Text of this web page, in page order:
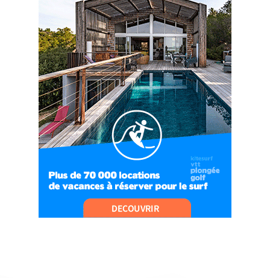
#Ep8 VLOG : DÉCOUVERTE DU VERCORS ET DU
BASSIN GRENOBLOIS !
09:04
#Ep9 VLOG : UN SPORTIHOME CHEZ
SPORTIHOME !
07:21
#Ep10 VLOG : UN SEJOUR SPORTIF PROCHE DE
PARIS !
07:37
#Ep11 VLOG : SÉJOUR AU BORD DE LA SAÔNE
ET AU LAC D’AIGUEBELETTE
05:55
#Ep12 VLOG : ANNECY, ENTRE LAC ET
06:26
UN SÉJOUR SPORT & NATURE
07:19